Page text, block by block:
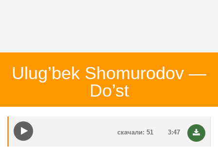
Ulug’bek Shomurodov —
Do’st
3:47
скачали: 51